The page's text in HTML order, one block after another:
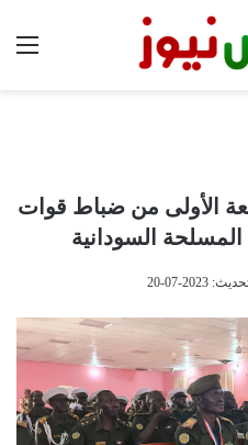
الأولى من ضباط قوات
السودانية
2023-07-20